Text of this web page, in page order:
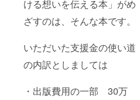
ける想いを伝える本」がめ
ざすのは、そんな本です。
いただいた支援金の使い道
の内訳としましては
・出版費用の一部 30万